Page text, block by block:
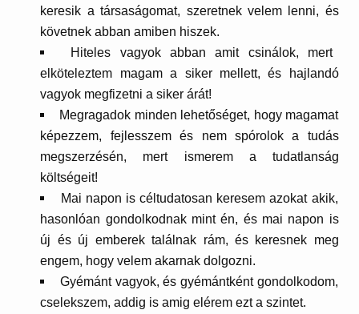
keresik a társaságomat, szeretnek velem lenni, és
követnek abban amiben hiszek.
Hiteles vagyok abban amit csinálok, mert
elköteleztem magam a siker mellett, és hajlandó
vagyok megfizetni a siker árát!
Megragadok minden lehetőséget, hogy magamat
képezzem, fejlesszem és nem spórolok a tudás
megszerzésén, mert ismerem a tudatlanság
költségeit!
Mai napon is céltudatosan keresem azokat akik,
hasonlóan gondolkodnak mint én, és mai napon is
új és új emberek találnak rám, és keresnek meg
engem, hogy velem akarnak dolgozni.
Gyémánt vagyok, és gyémántként gondolkodom,
cselekszem, addig is amig elérem ezt a szintet.